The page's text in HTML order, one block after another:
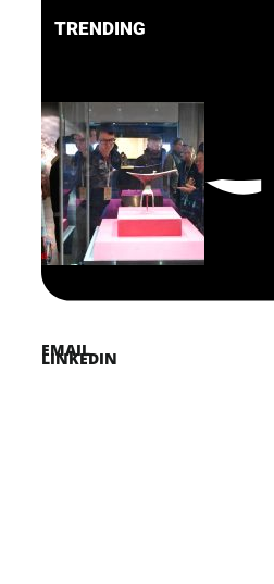
FACEBOOK
PINTEREST
TWITTER
LINKEDIN
EMAIL
TRENDING